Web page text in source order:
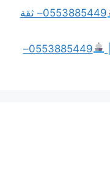
0553885449– ثقة
0553885449–